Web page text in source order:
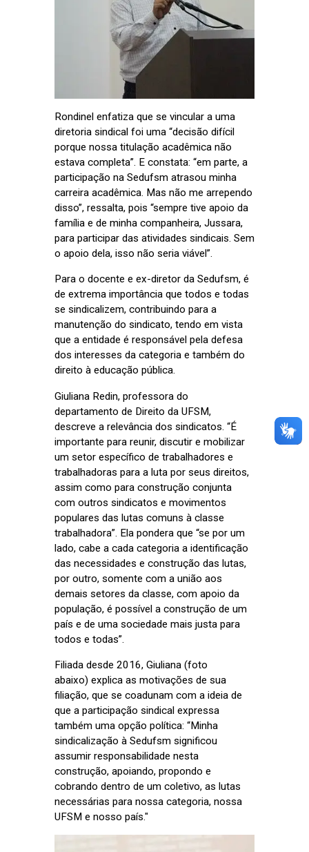
Rondinel enfatiza que se vincular a uma
diretoria sindical foi uma “decisão difícil
porque nossa titulação acadêmica não
estava completa”. E constata: “em parte, a
participação na Sedufsm atrasou minha
carreira acadêmica. Mas não me arrependo
disso”, ressalta, pois “sempre tive apoio da
família e de minha companheira, Jussara,
para participar das atividades sindicais. Sem
o apoio dela, isso não seria viável”.
Para o docente e ex-diretor da Sedufsm, é
de extrema importância que todos e todas
se sindicalizem, contribuindo para a
manutenção do sindicato, tendo em vista
que a entidade é responsável pela defesa
dos interesses da categoria e também do
direito à educação pública.
Giuliana Redin, professora do
departamento de Direito da UFSM,
descreve a relevância dos sindicatos. “É
importante para reunir, discutir e mobilizar
um setor específico de trabalhadores e
trabalhadoras para a luta por seus direitos,
assim como para construção conjunta
com outros sindicatos e movimentos
populares das lutas comuns à classe
trabalhadora”. Ela pondera que “se por um
lado, cabe a cada categoria a identificação
das necessidades e construção das lutas,
por outro, somente com a união aos
demais setores da classe, com apoio da
população, é possível a construção de um
país e de uma sociedade mais justa para
todos e todas”.
Filiada desde 2016, Giuliana (foto
abaixo) explica as motivações de sua
filiação, que se coadunam com a ideia de
que a participação sindical expressa
também uma opção política: “Minha
sindicalização à Sedufsm significou
assumir responsabilidade nesta
construção, apoiando, propondo e
cobrando dentro de um coletivo, as lutas
necessárias para nossa categoria, nossa
UFSM e nosso país."